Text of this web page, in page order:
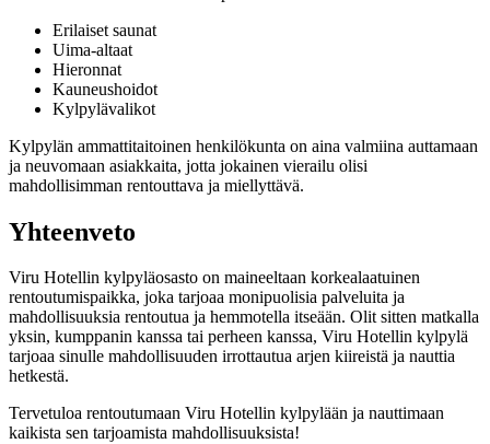
Erilaiset saunat
Uima-altaat
Hieronnat
Kauneushoidot
Kylpylävalikot
Kylpylän ammattitaitoinen henkilökunta on aina valmiina auttamaan
ja neuvomaan asiakkaita, jotta jokainen vierailu olisi
mahdollisimman rentouttava ja miellyttävä.
Yhteenveto
Viru Hotellin kylpyläosasto on maineeltaan korkealaatuinen
rentoutumispaikka, joka tarjoaa monipuolisia palveluita ja
mahdollisuuksia rentoutua ja hemmotella itseään. Olit sitten matkalla
yksin, kumppanin kanssa tai perheen kanssa, Viru Hotellin kylpylä
tarjoaa sinulle mahdollisuuden irrottautua arjen kiireistä ja nauttia
hetkestä.
Tervetuloa rentoutumaan Viru Hotellin kylpylään ja nauttimaan
kaikista sen tarjoamista mahdollisuuksista!